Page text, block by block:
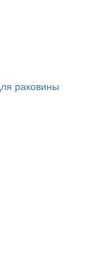
раковины